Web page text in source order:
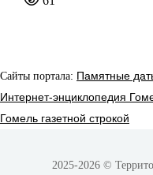
Сайты портала: Памятные
Интернет-энциклопедия
Гомель газетной строкой
2025-2026 ©